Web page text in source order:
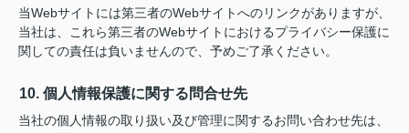
当Webサイトには第三者のWebサイトへのリンクがありますが、
当社は、これら第三者のWebサイトにおけるプライバシー保護に
関しての責任は負いませんので、予めご了承ください。
10. 個人情報保護に関する問合せ先
当社の個人情報の取り扱い及び管理に関するお問い合わせ先は、